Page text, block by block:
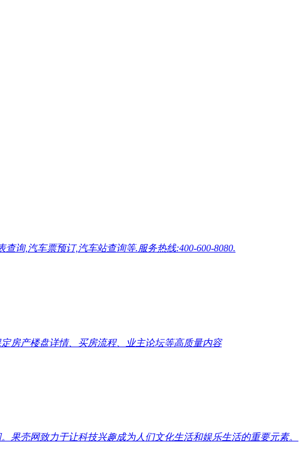
询,汽车票预订,汽车站查询等.服务热线:400-600-8080.
房产楼盘详情、买房流程、业主论坛等高质量内容
壳网致力于让科技兴趣成为人们文化生活和娱乐生活的重要元素。